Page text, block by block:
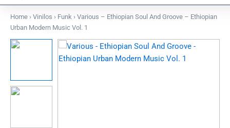
Home › Vinilos › Funk › Various – Ethiopian Soul And Groove – Ethiopian
Urban Modern Music Vol. 1